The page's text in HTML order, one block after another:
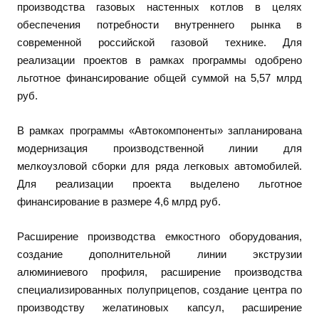
производства газовых настенных котлов в целях
обеспечения потребности внутреннего рынка в
современной российской газовой технике. Для
реализации проектов в рамках программы одобрено
льготное финансирование общей суммой на 5,57 млрд
руб.
В рамках программы «Автокомпоненты» запланирована
модернизация производственной линии для
мелкоузловой сборки для ряда легковых автомобилей.
Для реализации проекта выделено льготное
финансирование в размере 4,6 млрд руб.
Расширение производства емкостного оборудования,
создание дополнительной линии экструзии
алюминиевого профиля, расширение производства
специализированных полуприцепов, создание центра по
производству желатиновых капсул, расширение